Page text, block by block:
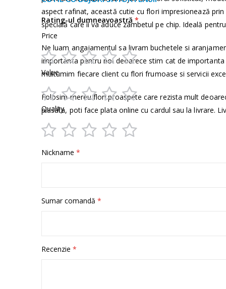
aspect rafinat, această cutie cu flori impresionează
specială care îi va aduce zâmbetul pe chip. Ideală
Ne luam angajamentul sa livram buchetele si
importanta pentru noi deoarece stim cat de
multumim fiecare client cu flori frumoase si servicii
Folosim mereu flori proaspete care rezista mult
plasata, poti face plata online cu cardul sau la livrare.
informații
Rating-ul dumneavoastră
Price
1
2
3
4
5
Value
1
2
3
4
5
Quality
star
stars
stars
stars
stars
Nickname
Sumar comandă
Recenzie